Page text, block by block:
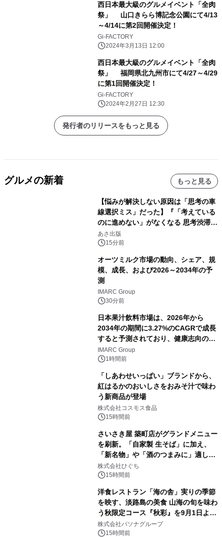
西日本最大級のグルメイベント「全肉
祭」 山口きらら博記念公園にて4/13
～4/14に第2回開催決定！
Gi-FACTORY
2024年3月13日 12:00
西日本最大級のグルメイベント「全肉
祭」 福岡県北九州市にて4/27～4/29
に第1回開催決定！
Gi-FACTORY
2024年2月27日 12:30
発行者のリリースをもっと見る
グルメの新着 もっと見る
【悩みが解決しない原因は「思考の車
線選択ミス」だった】『「考えている
のに進めない」がなくなる 思考渋滞か
ら抜け出す方法』2026年8月25日
（火）発売
あさ出版
15分前
オーツミルク市場の動向、シェア、規
模、成長、および2026～2034年の予
測
IMARC Group
30分前
日本果汁飲料市場は、2026年から
2034年の期間に3.27%のCAGRで成長
すると予測されており、健康志向の消
費の高まりを背景に、2034年までに米
ドル 13 十億に達する見通しです。
IMARC Group
1時間前
「しあわせいっぱい」ブランドから、
紅はるかのおいしさをおみそ汁で味わ
う新商品が登場
株式会社コスモス食品
15時間前
さいさき屋 築町店がグランドメニュー
を刷新。「自家製 生そば」に加え、
「新名物」や「酒のつまみに」適した
一品料理を拡充
株式会社ひぐち
15時間前
洋食レストラン「海の舎」実りの季節
を映す、淡路島の美食 山海の旬を味わ
う秋限定コース『秋彩』を9月1日より
提供開始
株式会社パソナグループ
15時間前